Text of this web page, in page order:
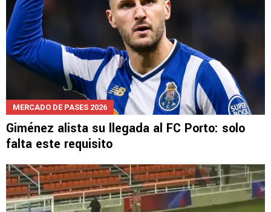
MERCADO DE PASES 2026
Giménez alista su llegada al FC Porto: solo
falta este requisito